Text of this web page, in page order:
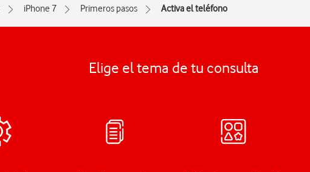
iPhone 7 Primeros pasos Activa el teléfono
Elige el tema de tu consulta